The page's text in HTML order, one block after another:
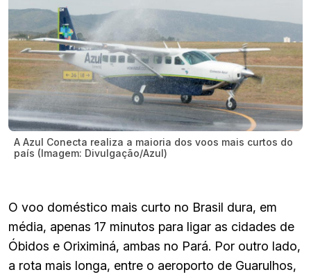
A Azul Conecta realiza a maioria dos voos mais curtos do
país (Imagem: Divulgação/Azul)
O voo doméstico mais curto no Brasil dura, em
média, apenas 17 minutos para ligar as cidades de
Óbidos e Oriximiná, ambas no Pará. Por outro lado,
a rota mais longa, entre o aeroporto de Guarulhos,